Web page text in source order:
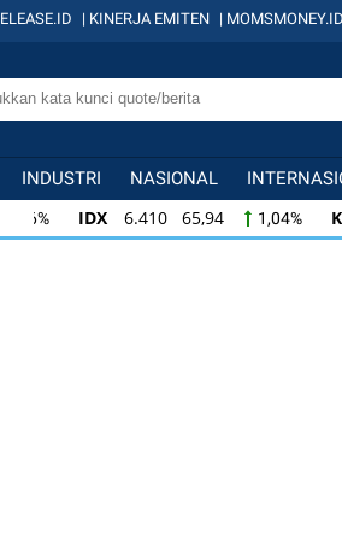
| KINERJA EMITEN | MOMSMONEY.ID
INDUSTRI NASIONAL
IDX 6.410 65,94 1,04%
KOMPAS100
845 12,09 1,45%